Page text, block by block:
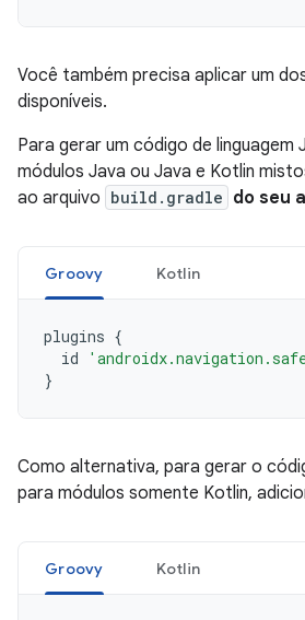
Você também precisa aplicar um
disponíveis.
Para gerar um código de linguagem
módulos Java ou Java e Kotlin
ao arquivo build.gradle do seu
Groovy Kotlin
plugins {
id
}
Como alternativa, para gerar o
para módulos somente Kotlin,
Groovy Kotlin